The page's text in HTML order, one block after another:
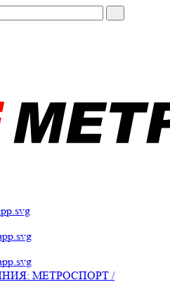
МЕТРОСПОРТ /